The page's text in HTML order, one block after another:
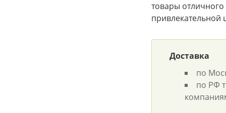
товары
привлекательной
Доставка
по
по РФ